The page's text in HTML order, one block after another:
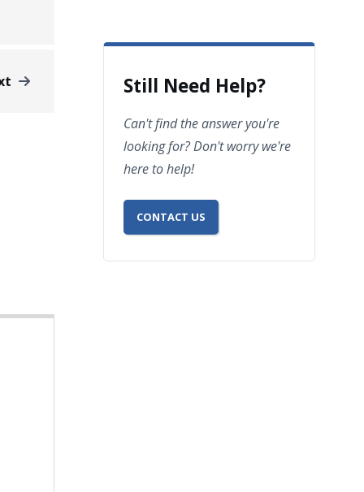
Still Need Help?
Can't find the answer you're
looking for? Don't worry we're
here to help!
CONTACT US